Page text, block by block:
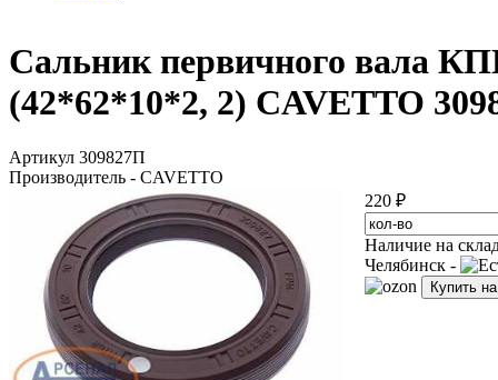
Сальник первичного вала
(42*62*10*2, 2) CAVETTO
Артикул 309827П
Производитель - CAVETTO
220 ₽
Наличие на
Челябинск -
Купить